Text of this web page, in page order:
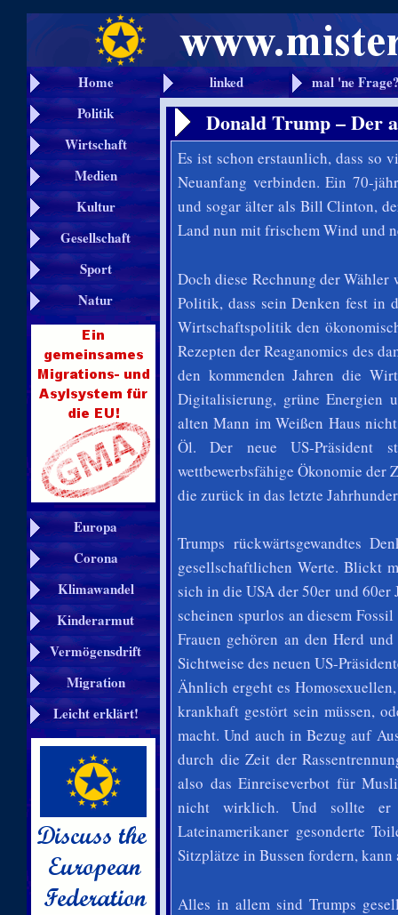
Home linked
mal 'ne
Politik
Wirtschaft
Medien
Kultur
Gesellschaft
Sport
Natur
Europa
Corona
Klimawandel
Kinderarmut
Vermögensdrift
Migration
Leicht erklärt!
Donald Trump – Der
Es ist schon erstaunlich, dass so
Neuanfang verbinden. Ein 70-
und sogar älter als Bill Clinton,
Land nun mit frischem Wind und
Doch diese Rechnung der
Politik, dass sein Denken fest in
Wirtschaftspolitik den
Rezepten der Reaganomics des
den kommenden Jahren die
Digitalisierung, grüne Energien
alten Mann im Weißen Haus
Öl. Der neue US-Präsident
wettbewerbsfähige Ökonomie
die zurück in das letzte
Trumps rückwärtsgewandtes
gesellschaftlichen Werte. Blickt
sich in die USA der 50er und
scheinen spurlos an diesem
Frauen gehören an den Herd
Sichtweise des neuen US-
Ähnlich ergeht es
krankhaft gestört sein müssen,
macht. Und auch in Bezug auf
durch die Zeit der
also das Einreiseverbot für
nicht wirklich. Und sollte er
Lateinamerikaner gesonderte
Sitzplätze in Bussen fordern,
Alles in allem sind Trumps